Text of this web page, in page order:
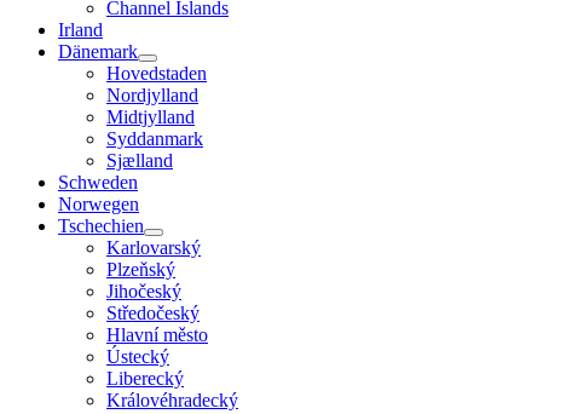
Channel Islands
Irland
Dänemark
Hovedstaden
Nordjylland
Midtjylland
Syddanmark
Sjælland
Schweden
Norwegen
Tschechien
Karlovarský
Plzeňský
Jihočeský
Středočeský
Hlavní město
Ústecký
Liberecký
Královéhradecký